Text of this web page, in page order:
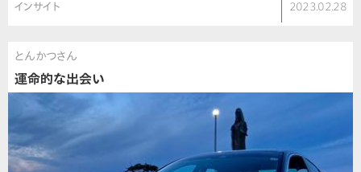
インサイト 2023.02.28
とんかつさん
運命的な出会い